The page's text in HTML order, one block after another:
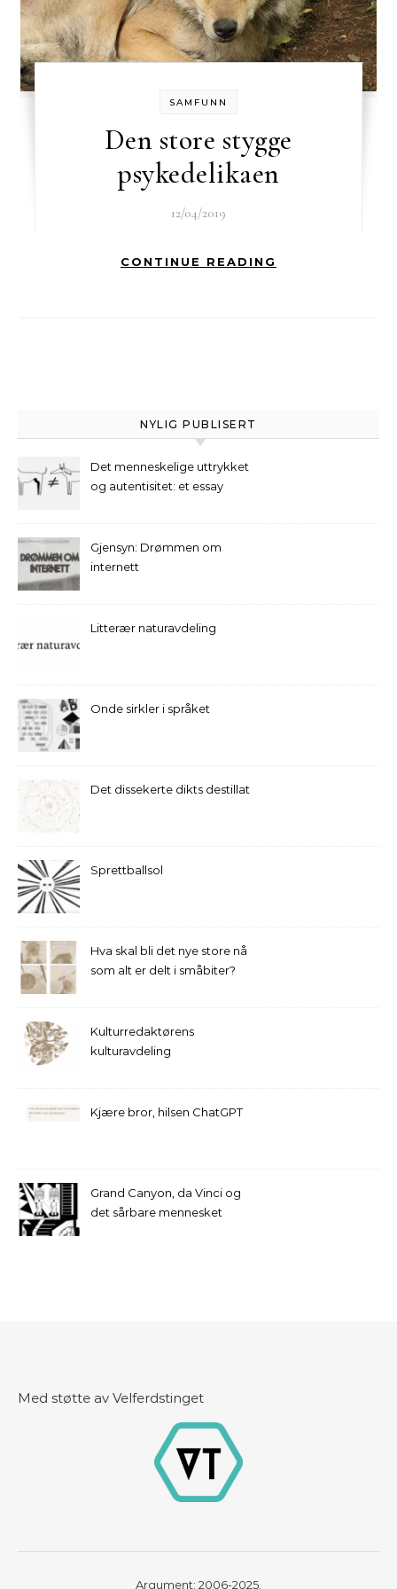
SAMFUNN
Den store stygge
psykedelikaen
12/04/2019
CONTINUE READING
NYLIG PUBLISERT
Det menneskelige uttrykket
og autentisitet: et essay
Gjensyn: Drømmen om
internett
Litterær naturavdeling
Onde sirkler i språket
Det dissekerte dikts destillat
Sprettballsol
Hva skal bli det nye store nå
som alt er delt i småbiter?
Kulturredaktørens
kulturavdeling
Kjære bror, hilsen ChatGPT
Grand Canyon, da Vinci og
det sårbare mennesket
Med støtte av Velferdstinget
Argument: 2006-2025.